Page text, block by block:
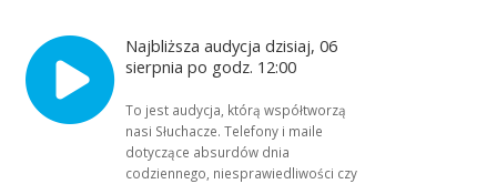
Najbliższa audycja dzisiaj, 06
sierpnia po godz. 12:00
To jest audycja, którą współtworzą
nasi Słuchacze. Telefony i maile
dotyczące absurdów dnia
codziennego, niesprawiedliwości czy